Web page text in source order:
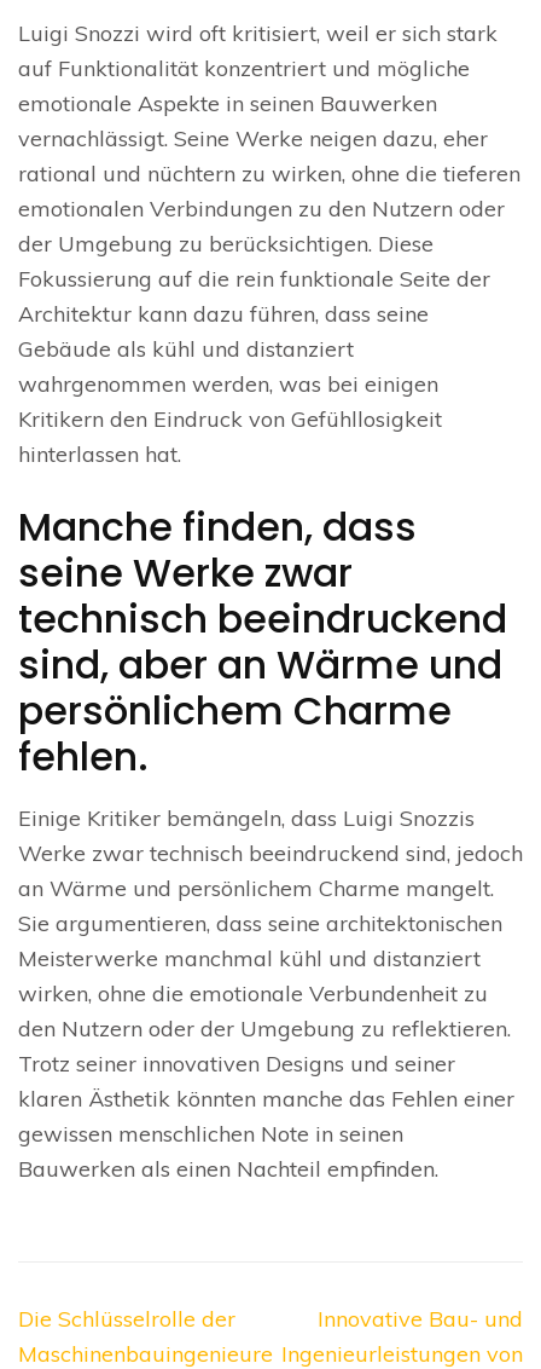
Luigi Snozzi wird oft kritisiert, weil er sich stark
auf Funktionalität konzentriert und mögliche
emotionale Aspekte in seinen Bauwerken
vernachlässigt. Seine Werke neigen dazu, eher
rational und nüchtern zu wirken, ohne die tieferen
emotionalen Verbindungen zu den Nutzern oder
der Umgebung zu berücksichtigen. Diese
Fokussierung auf die rein funktionale Seite der
Architektur kann dazu führen, dass seine
Gebäude als kühl und distanziert
wahrgenommen werden, was bei einigen
Kritikern den Eindruck von Gefühllosigkeit
hinterlassen hat.
Manche finden, dass
seine Werke zwar
technisch beeindruckend
sind, aber an Wärme und
persönlichem Charme
fehlen.
Einige Kritiker bemängeln, dass Luigi Snozzis
Werke zwar technisch beeindruckend sind, jedoch
an Wärme und persönlichem Charme mangelt.
Sie argumentieren, dass seine architektonischen
Meisterwerke manchmal kühl und distanziert
wirken, ohne die emotionale Verbundenheit zu
den Nutzern oder der Umgebung zu reflektieren.
Trotz seiner innovativen Designs und seiner
klaren Ästhetik könnten manche das Fehlen einer
gewissen menschlichen Note in seinen
Bauwerken als einen Nachteil empfinden.
Beitragsnavigation
Die Schlüsselrolle der
Maschinenbauingenieure
Innovative Bau- und
Ingenieurleistungen von